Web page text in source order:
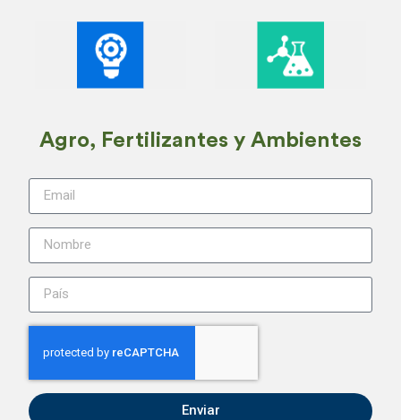
Agro, Fertilizantes y Ambientes
Enviar